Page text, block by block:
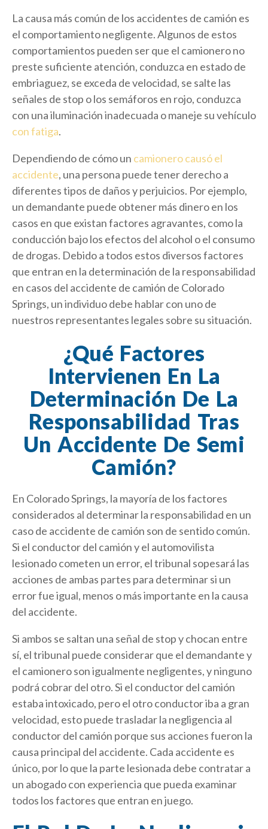
La causa más común de los accidentes de camión es
el comportamiento negligente. Algunos de estos
comportamientos pueden ser que el camionero no
preste suficiente atención, conduzca en estado de
embriaguez, se exceda de velocidad, se salte las
señales de stop o los semáforos en rojo, conduzca
con una iluminación inadecuada o maneje su vehículo
con fatiga.
Dependiendo de cómo un camionero causó el
accidente, una persona puede tener derecho a
diferentes tipos de daños y perjuicios. Por ejemplo,
un demandante puede obtener más dinero en los
casos en que existan factores agravantes, como la
conducción bajo los efectos del alcohol o el consumo
de drogas. Debido a todos estos diversos factores
que entran en la determinación de la responsabilidad
en casos del accidente de camión de Colorado
Springs, un individuo debe hablar con uno de
nuestros representantes legales sobre su situación.
¿Qué Factores
Intervienen En La
Determinación De La
Responsabilidad Tras
Un Accidente De Semi
Camión?
En Colorado Springs, la mayoría de los factores
considerados al determinar la responsabilidad en un
caso de accidente de camión son de sentido común.
Si el conductor del camión y el automovilista
lesionado cometen un error, el tribunal sopesará las
acciones de ambas partes para determinar si un
error fue igual, menos o más importante en la causa
del accidente.
Si ambos se saltan una señal de stop y chocan entre
sí, el tribunal puede considerar que el demandante y
el camionero son igualmente negligentes, y ninguno
podrá cobrar del otro. Si el conductor del camión
estaba intoxicado, pero el otro conductor iba a gran
velocidad, esto puede trasladar la negligencia al
conductor del camión porque sus acciones fueron la
causa principal del accidente. Cada accidente es
único, por lo que la parte lesionada debe contratar a
un abogado con experiencia que pueda examinar
todos los factores que entran en juego.